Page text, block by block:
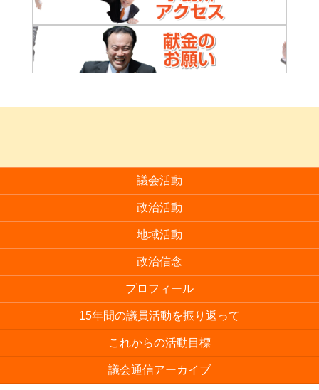
議会活動
政治活動
地域活動
政治信念
プロフィール
15年間の議員活動を振り返って
これからの活動目標
議会通信アーカイブ